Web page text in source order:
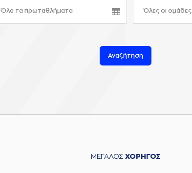
Όλα τα πρωταθλήματα Όλες οι ομάδες
Αναζήτηση
ΜΕΓΑΛΟΣ ΧΟΡΗΓΟΣ